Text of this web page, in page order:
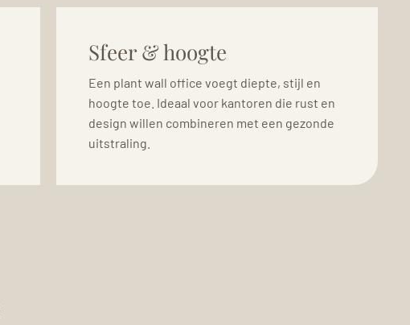
Sfeer & hoogte
Een plant wall office voegt diepte, stijl en
hoogte toe. Ideaal voor kantoren die rust en
design willen combineren met een gezonde
uitstraling.